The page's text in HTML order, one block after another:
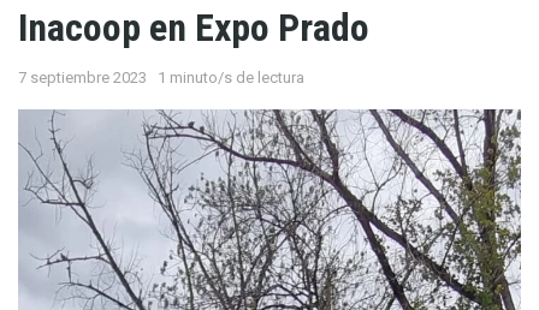
Inacoop en Expo Prado
7 septiembre 2023 1 minuto/s de lectura